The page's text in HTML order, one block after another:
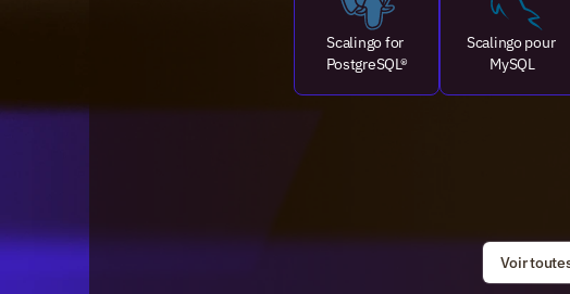
Scalingo for
PostgreSQL®
Scalingo pour
MySQL
Voir